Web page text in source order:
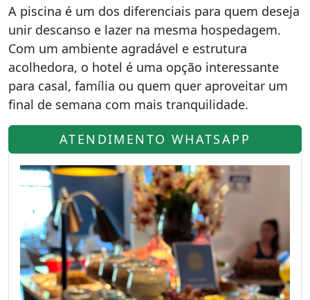
A piscina é um dos diferenciais para quem deseja
unir descanso e lazer na mesma hospedagem.
Com um ambiente agradável e estrutura
acolhedora, o hotel é uma opção interessante
para casal, família ou quem quer aproveitar um
final de semana com mais tranquilidade.
ATENDIMENTO WHATSAPP